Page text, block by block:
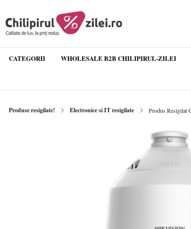
CATEGORII WHOLESALE B2B CHILIPIRUL-ZILEI
Produse resigilate! Electronice si IT resigilate